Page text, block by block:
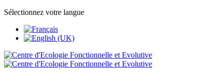
Sélectionnez votre langue